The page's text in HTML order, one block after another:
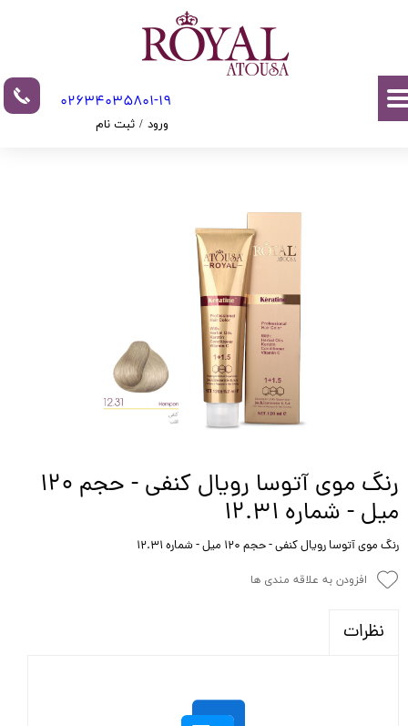
02634035801-19​​​​​​​​​​​​​​
ورود / ثبت نام
تغییر گذر واژه
سفارشات
رنگ موی آتوسا رویال کنفی - حجم ۱۲۰
میل - شماره 12.31
رنگ موی آتوسا رویال کنفی - حجم ۱۲۰ میل - شماره 12.31
افزودن به علاقه مندی ها
نظرات